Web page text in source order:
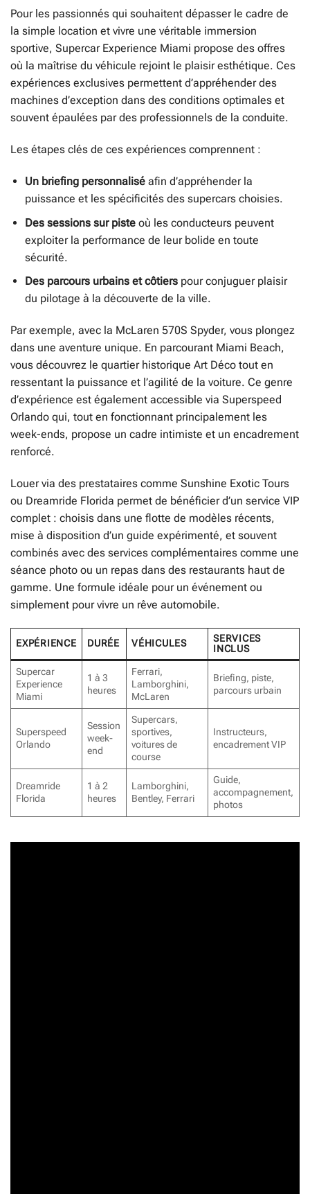
Pour les passionnés qui souhaitent dépasser le cadre de
la simple location et vivre une véritable immersion
sportive, Supercar Experience Miami propose des offres
où la maîtrise du véhicule rejoint le plaisir esthétique. Ces
expériences exclusives permettent d’appréhender des
machines d’exception dans des conditions optimales et
souvent épaulées par des professionnels de la conduite.
Les étapes clés de ces expériences comprennent :
Un briefing personnaliséafin d’appréhender la
puissance et les spécificités des supercars choisies.
Des sessions sur pisteoù les conducteurs peuvent
exploiter la performance de leur bolide en toute
sécurité.
Des parcours urbains et côtierspour conjuguer plaisir
du pilotage à la découverte de la ville.
Par exemple, avec la McLaren 570S Spyder, vous plongez
dans une aventure unique. En parcourant Miami Beach,
vous découvrez le quartier historique Art Déco tout en
ressentant la puissance et l’agilité de la voiture. Ce genre
d’expérience est également accessible via Superspeed
Orlando qui, tout en fonctionnant principalement les
week-ends, propose un cadre intimiste et un encadrement
renforcé.
Louer via des prestataires comme Sunshine Exotic Tours
ou Dreamride Florida permet de bénéficier d’un service VIP
complet : choisis dans une flotte de modèles récents,
mise à disposition d’un guide expérimenté, et souvent
combinés avec des services complémentaires comme une
séance photo ou un repas dans des restaurants haut de
gamme. Une formule idéale pour un événement ou
simplement pour vivre un rêve automobile.
EXPÉRIENCE DURÉE VÉHICULES
SERVICES
INCLUS
Supercar
Experience
Miami
1 à 3
heures
Ferrari,
Lamborghini,
McLaren
Briefing, piste,
parcours urbain
Superspeed
Orlando
Session
week-
end
Supercars,
sportives,
voitures de
course
Instructeurs,
encadrement VIP
Dreamride
Florida
1 à 2
heures
Lamborghini,
Bentley, Ferrari
Guide,
accompagnement,
photos